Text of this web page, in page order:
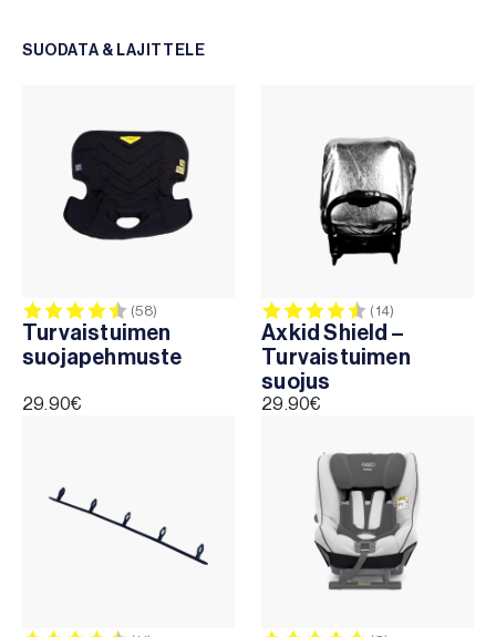
SUODATA & LAJITTELE
Mukavuus & suojaus
Tuotteiden yhteensopivuus
Babyfix
Envirokid
Gokid
Arvio: (58) 4.7 5:sta tähdestä
Turvaistuimen
suojapehmuste
29.90€
Arvio: (14)
Axkid Shield –
Turvaistuimen
suojus
29.90€